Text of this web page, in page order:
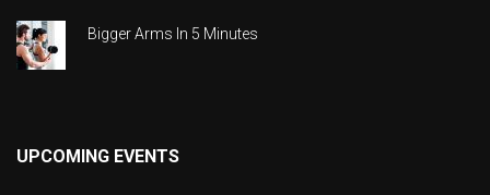
Bigger Arms In 5 Minutes
UPCOMING EVENTS